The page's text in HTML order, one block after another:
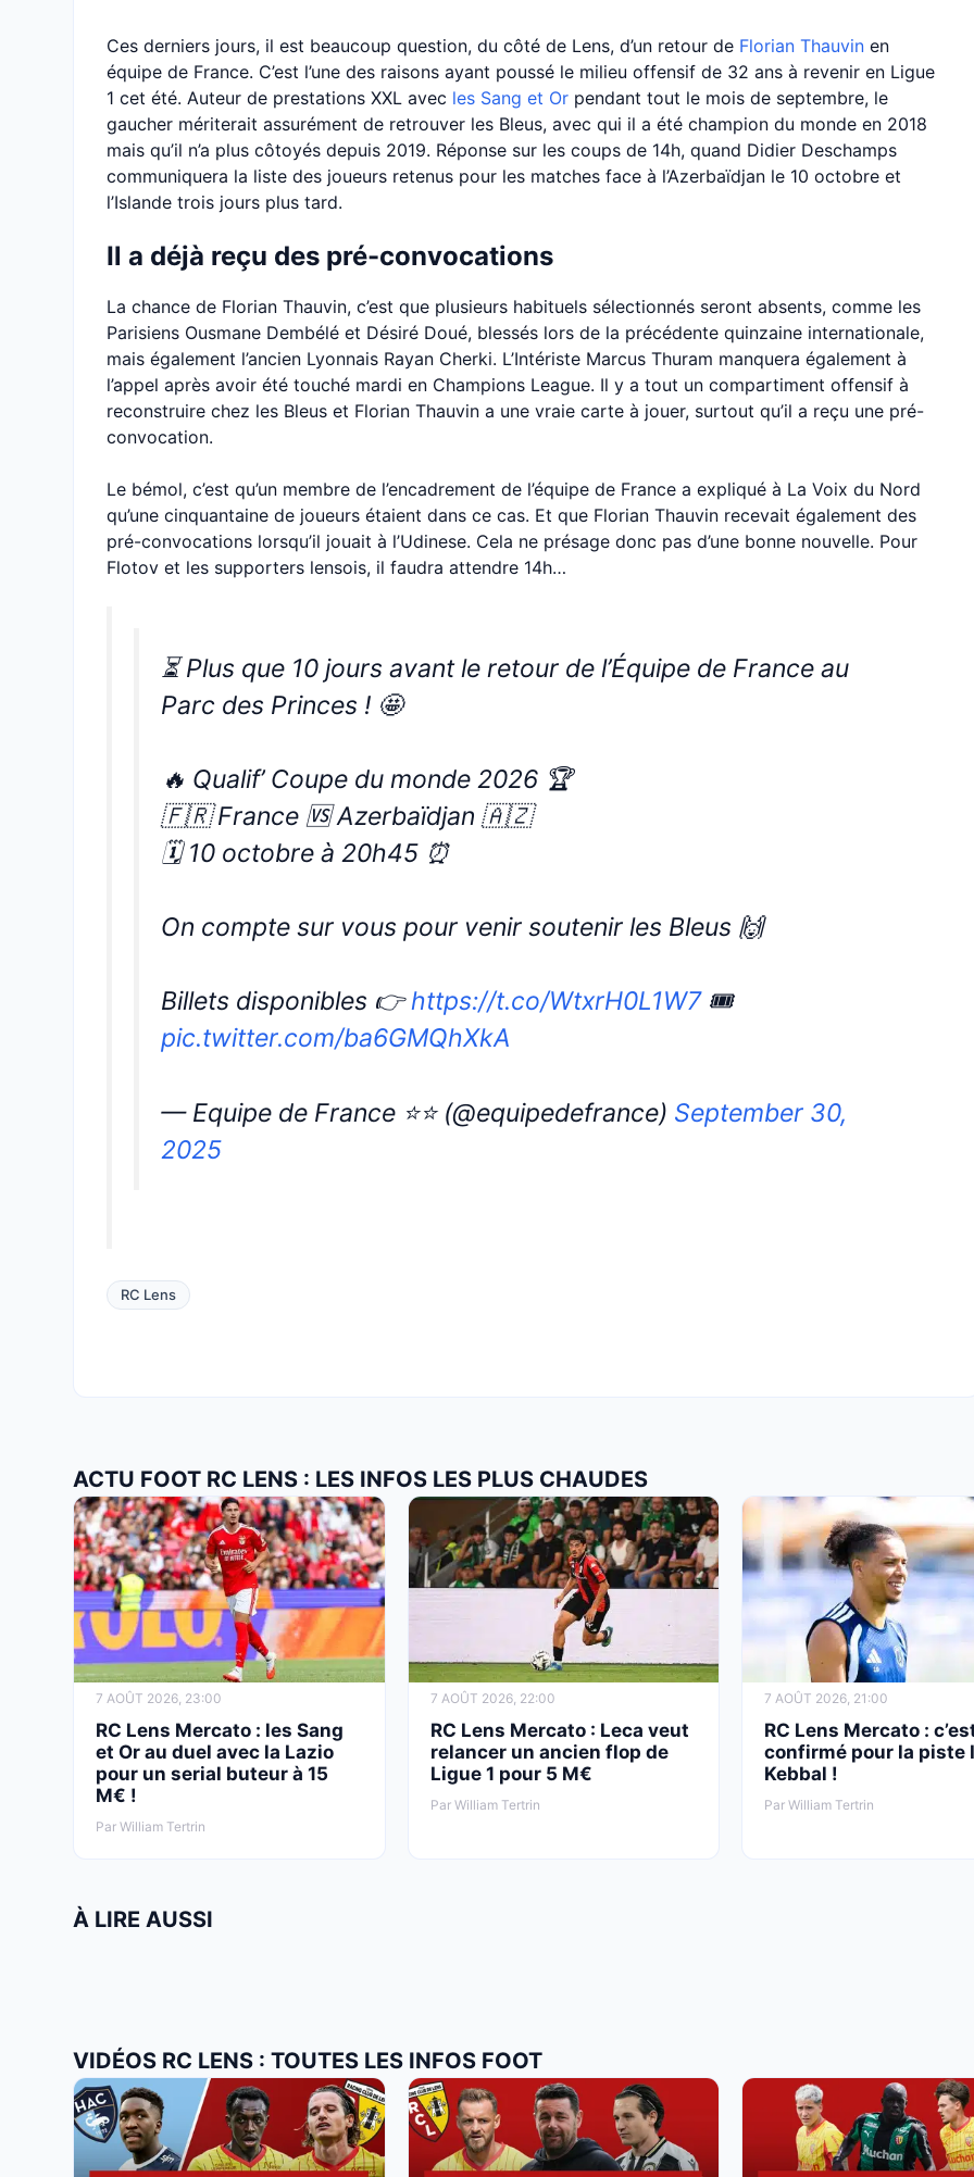
Ces derniers jours, il est beaucoup question, du côté de Lens, d’un retour de Florian Thauvin en
équipe de France. C’est l’une des raisons ayant poussé le milieu offensif de 32 ans à revenir en Ligue
1 cet été. Auteur de prestations XXL avec les Sang et Or pendant tout le mois de septembre, le
gaucher mériterait assurément de retrouver les Bleus, avec qui il a été champion du monde en 2018
mais qu’il n’a plus côtoyés depuis 2019. Réponse sur les coups de 14h, quand Didier Deschamps
communiquera la liste des joueurs retenus pour les matches face à l’Azerbaïdjan le 10 octobre et
l’Islande trois jours plus tard.
Il a déjà reçu des pré-convocations
La chance de Florian Thauvin, c’est que plusieurs habituels sélectionnés seront absents, comme les
Parisiens Ousmane Dembélé et Désiré Doué, blessés lors de la précédente quinzaine internationale,
mais également l’ancien Lyonnais Rayan Cherki. L’Intériste Marcus Thuram manquera également à
l’appel après avoir été touché mardi en Champions League. Il y a tout un compartiment offensif à
reconstruire chez les Bleus et Florian Thauvin a une vraie carte à jouer, surtout qu’il a reçu une pré-
convocation.
Le bémol, c’est qu’un membre de l’encadrement de l’équipe de France a expliqué à La Voix du Nord
qu’une cinquantaine de joueurs étaient dans ce cas. Et que Florian Thauvin recevait également des
pré-convocations lorsqu’il jouait à l’Udinese. Cela ne présage donc pas d’une bonne nouvelle. Pour
Flotov et les supporters lensois, il faudra attendre 14h…
⏳ Plus que 10 jours avant le retour de l’Équipe de France au
Parc des Princes ! 🤩
🔥 Qualif’ Coupe du monde 2026 🏆
🇫🇷 France 🆚 Azerbaïdjan 🇦🇿
🗓️ 10 octobre à 20h45 ⏰
On compte sur vous pour venir soutenir les Bleus 🙌
Billets disponibles 👉https://t.co/WtxrH0L1W7🎟️
pic.twitter.com/ba6GMQhXkA
— Equipe de France ⭐⭐ (@equipedefrance) September 30,
2025
RC Lens
ACTU FOOT RC LENS : LES INFOS LES PLUS CHAUDES
7 AOÛT 2026, 23:00
RC Lens Mercato : les Sang
et Or au duel avec la Lazio
pour un serial buteur à 15
M€ !
Par William Tertrin
7 AOÛT 2026, 22:00
RC Lens Mercato : Leca veut
relancer un ancien flop de
Ligue 1 pour 5 M€
Par William Tertrin
7 AOÛT 2026, 21:00
RC Lens Mercato :
confirmé pour la piste
Kebbal !
Par William Tertrin
À LIRE AUSSI
VIDÉOS RC LENS : TOUTES LES INFOS FOOT